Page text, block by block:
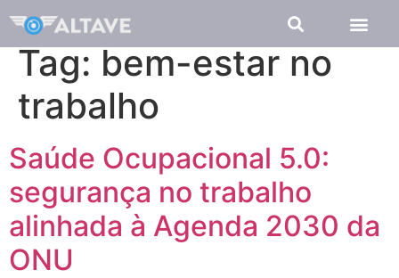
Tag: bem-estar no
trabalho
Saúde Ocupacional 5.0:
segurança no trabalho
alinhada à Agenda 2030 da
ONU